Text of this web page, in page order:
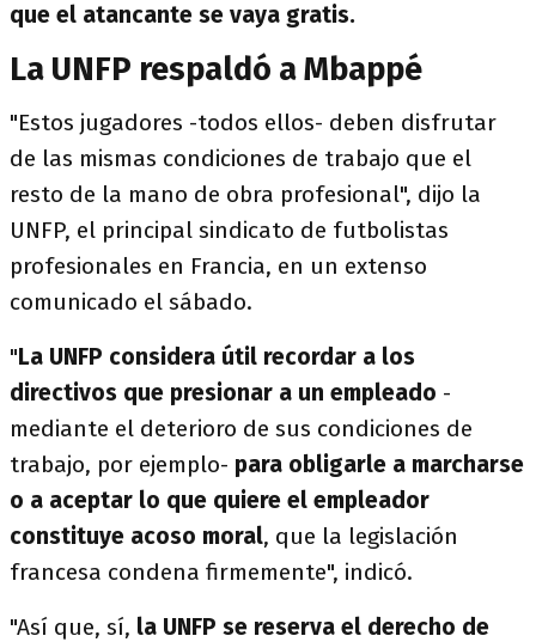
que el atancante se vaya gratis.
La UNFP respaldó a Mbappé
"Estos jugadores -todos ellos- deben disfrutar
de las mismas condiciones de trabajo que el
resto de la mano de obra profesional", dijo la
UNFP, el principal sindicato de futbolistas
profesionales en Francia, en un extenso
comunicado el sábado.
"La UNFP considera útil recordar a los
directivos que presionar a un empleado -
mediante el deterioro de sus condiciones de
trabajo, por ejemplo- para obligarle a marcharse
o a aceptar lo que quiere el empleador
constituye acoso moral, que la legislación
francesa condena firmemente", indicó.
"Así que, sí, la UNFP se reserva el derecho de